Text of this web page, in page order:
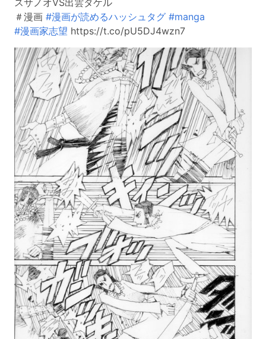
＃漫画 #漫画が読めるハッシュタグ #manga
#漫画家志望 https://t.co/pU5DJ4wzn7